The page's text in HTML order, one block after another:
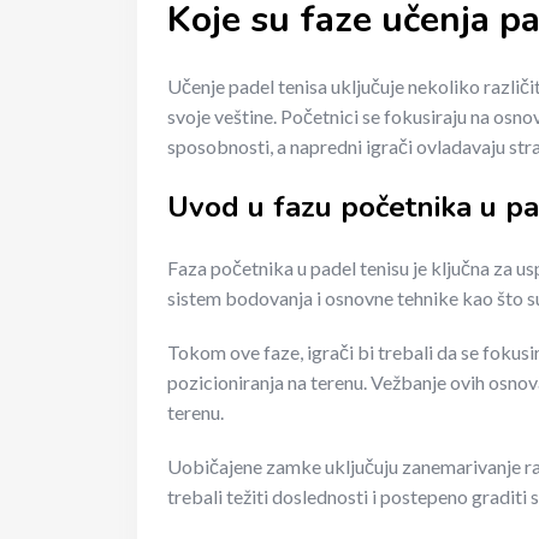
Koje su faze učenja
Učenje padel tenisa uključuje nekoliko
svoje veštine. Početnici se fokusiraju na
sposobnosti, a napredni igrači ovladavaju
Uvod u fazu početnika u
Faza početnika u padel tenisu je ključna za
sistem bodovanja i osnovne tehnike kao što
Tokom ove faze, igrači bi trebali da se
pozicioniranja na terenu. Vežbanje ovih
terenu.
Uobičajene zamke uključuju zanemarivanje
trebali težiti doslednosti i postepeno graditi